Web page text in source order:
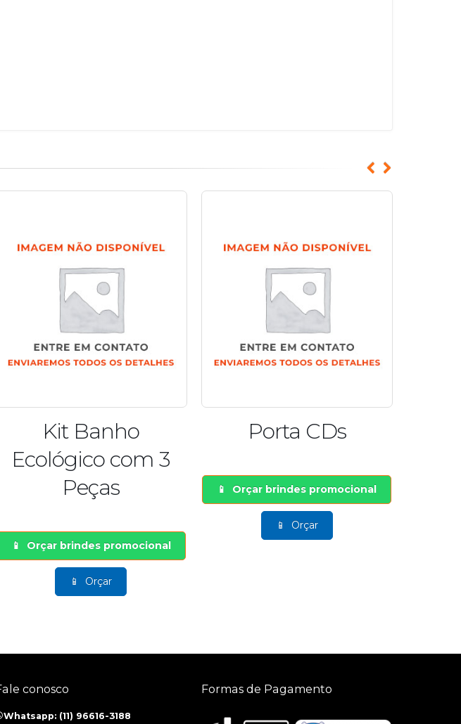
Banho
com 3
brindes promocional
Porta CDs
Orçar brindes promocional
conosco
Whatsapp: (11) 96616-3188
Formas de Pagamento